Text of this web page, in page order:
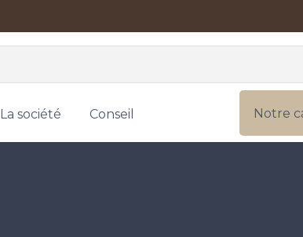
La société Conseil Notre